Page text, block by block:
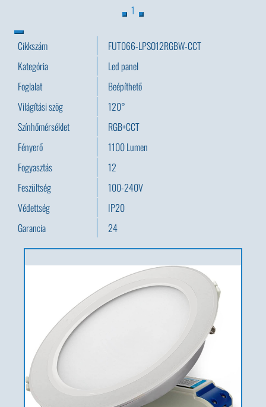
1
Cikkszám
FUT066-LPSO12RGBW-CCT
Kategória
Led panel
Foglalat
Beépíthető
Világítási szög
120°
Színhőmérséklet
RGB+CCT
Fényerő
1100 Lumen
Fogyasztás
12
Feszültség
100-240V
Védettség
IP20
Garancia
24